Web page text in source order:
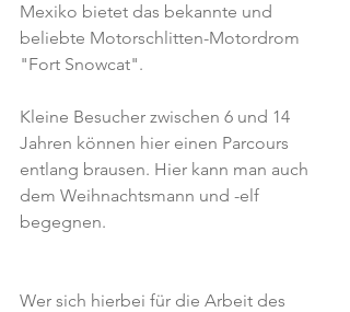
Mexiko bietet das bekannte und
beliebte Motorschlitten-Motordrom
"Fort Snowcat".
Kleine Besucher zwischen 6 und 14
Jahren können hier einen Parcours
entlang brausen. Hier kann man auch
dem Weihnachtsmann und -elf
begegnen.
Wer sich hierbei für die Arbeit des